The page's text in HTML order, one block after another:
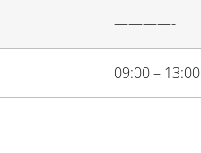
————-
09:00 – 13:00